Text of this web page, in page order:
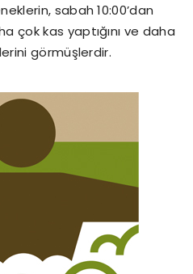
sabah 10:00’dan
çok kas yaptığını ve daha
görmüşlerdir.